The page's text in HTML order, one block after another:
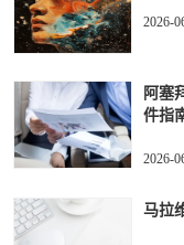
2026-
阿塞
件指
2026-
马拉